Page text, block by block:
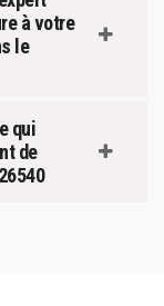
à votre
le
qui
de